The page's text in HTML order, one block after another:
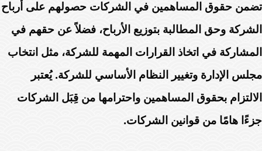
تضمن حقوق المساهمين في الشركات حصولهم على أرباح
الشركة وحق المطالبة بتوزيع الأرباح، فضلاً عن حقهم في
المشاركة في اتخاذ القرارات المهمة للشركة، مثل انتخاب
مجلس الإدارة وتغيير النظام الأساسي للشركة. يُعتبر
الالتزام بحقوق المساهمين واحترامها من قِبَل الشركات
جزءًا هامًا من قوانين الشركات.